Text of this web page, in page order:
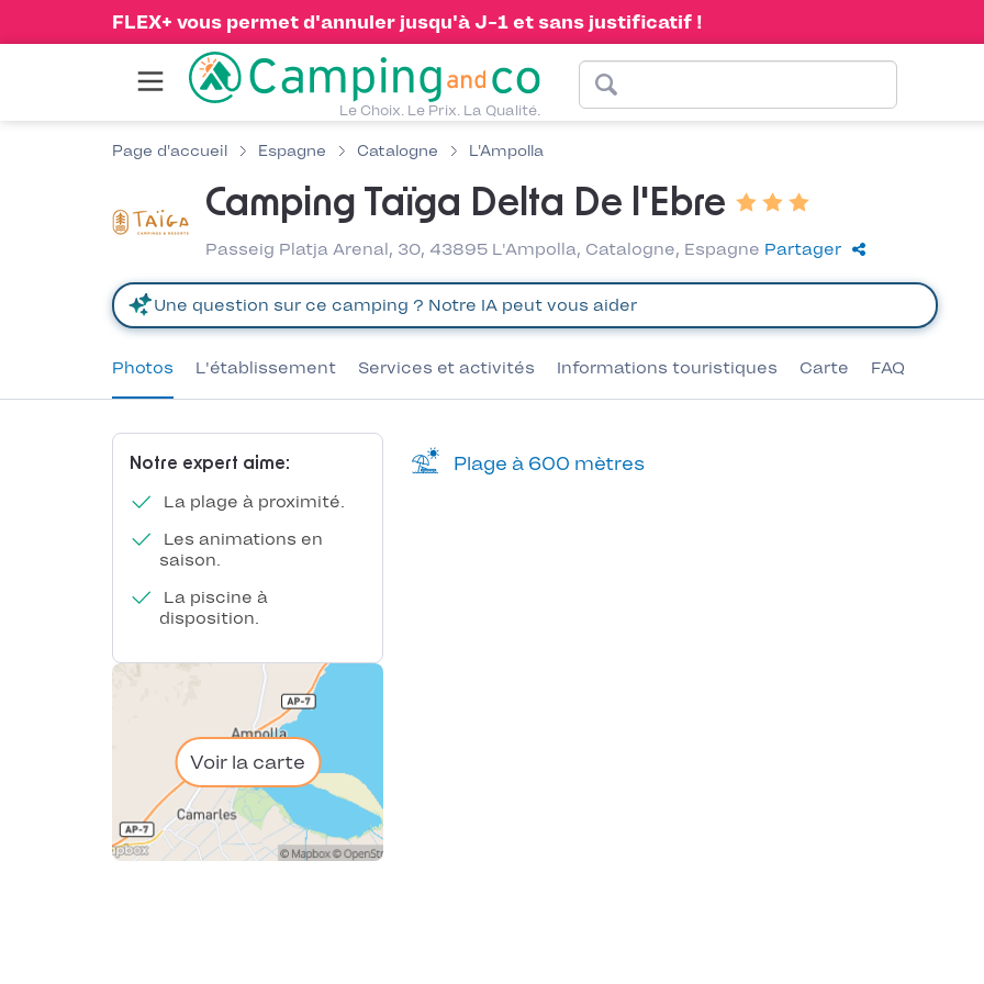
FLEX+ vous permet d'annuler jusqu'à J-1 et sans justificatif !
Le Choix. Le Prix. La Qualité.
Page d'accueil Espagne Catalogne L'Ampolla
Camping Taïga Delta De l'Ebre
Passeig Platja Arenal, 30, 43895 L'Ampolla, Catalogne, Espagne Partager
Photos L'établissement Services et activités Informations touristiques Carte FAQ
Notre expert aime:
La plage à proximité.
Les animations en
saison.
La piscine à
disposition.
Voir la carte
Plage à 600 mètres